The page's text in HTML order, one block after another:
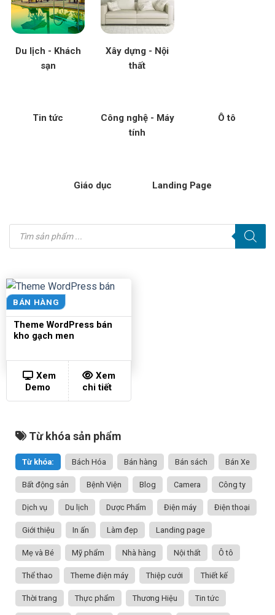
Du lịch - Khách
sạn
Xây dựng - Nội
thất
Tin tức
Công nghệ - Máy
tính
Ô tô
Giáo dục Landing Page
Tìm
kiếm
sản
BÁN HÀNG
Theme WordPress bán
kho gạch men
Xem
Demo
Xem
chi tiết
Từ khóa sản phẩm
Từ khóa: Bách Hóa Bán hàng Bán sách Bán Xe
Bất động sản Bệnh Viện Blog Camera Công ty
Dịch vụ Du lịch Dược Phẩm Điện máy Điện thoại
Giới thiệu In ấn Làm đẹp Landing page
Mẹ và Bé Mỹ phẩm Nhà hàng Nội thất Ô tô
Thể thao Theme điện máy Thiệp cưới Thiết kế
Thời trang Thực phẩm Thương Hiệu Tin tức